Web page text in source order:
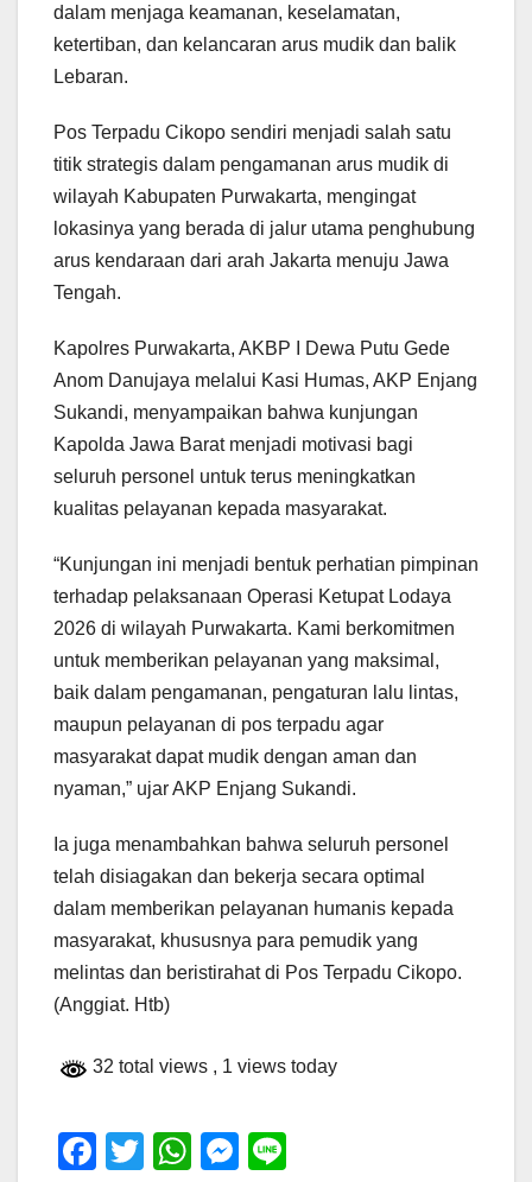
dalam menjaga keamanan, keselamatan,
ketertiban, dan kelancaran arus mudik dan balik
Lebaran.
Pos Terpadu Cikopo sendiri menjadi salah satu
titik strategis dalam pengamanan arus mudik di
wilayah Kabupaten Purwakarta, mengingat
lokasinya yang berada di jalur utama penghubung
arus kendaraan dari arah Jakarta menuju Jawa
Tengah.
Kapolres Purwakarta, AKBP I Dewa Putu Gede
Anom Danujaya melalui Kasi Humas, AKP Enjang
Sukandi, menyampaikan bahwa kunjungan
Kapolda Jawa Barat menjadi motivasi bagi
seluruh personel untuk terus meningkatkan
kualitas pelayanan kepada masyarakat.
“Kunjungan ini menjadi bentuk perhatian pimpinan
terhadap pelaksanaan Operasi Ketupat Lodaya
2026 di wilayah Purwakarta. Kami berkomitmen
untuk memberikan pelayanan yang maksimal,
baik dalam pengamanan, pengaturan lalu lintas,
maupun pelayanan di pos terpadu agar
masyarakat dapat mudik dengan aman dan
nyaman,” ujar AKP Enjang Sukandi.
Ia juga menambahkan bahwa seluruh personel
telah disiagakan dan bekerja secara optimal
dalam memberikan pelayanan humanis kepada
masyarakat, khususnya para pemudik yang
melintas dan beristirahat di Pos Terpadu Cikopo.
(Anggiat. Htb)
32 total views , 1 views today
F
T
W
M